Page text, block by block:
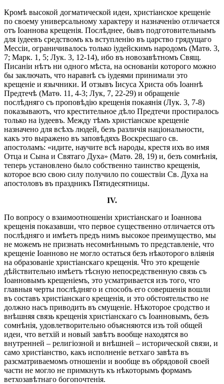
Кромѣ высокой догматической идеи, христіанское крещеніе
по своему универсальному характеру и назначенію отличается
отъ Іоаннова крещенія. Послѣднее, бывъ подготовительнымъ
для іудеевъ средствомъ къ вступленію въ царство грядущаго
Мессіи, ограничивалось только іудейскимъ народомъ (Матѳ. 3,
7; Марк. 1, 5; Лук. 3, 12-14), ибо въ новозавѣтномъ Свящ.
Писаніи нѣтъ ни одного мѣста, на основаніи которого можно
бы заключать, что наравнѣ съ іудеями принимали это
крещеніе и язычники. И отзывъ Іисуса Христа объ Іоаннѣ
Предтечѣ (Матѳ. 11, 4-3; Лук, 7, 22-29) и обращеніе
послѣдняго съ проповѣдію крещенія покаянія (Лук. 3, 7-8)
показываютъ, что крестительное дѣло Предтечи простиралось
только на іудеевъ. Между тѣмъ христіанское крещеніе
назначено для всѣхъ людей, безъ различія національности,
какъ это выражено въ заповѣдяхъ Воскресшаго св.
апостоламъ: «идите, научите всѣ народы, крестя ихъ во имя
Отца и Сына и Святаго Духа» (Матѳ. 28, 19) и, безъ сомнѣнія,
теперь установлено было собственно таинство крещенія,
которое всю свою силу получило по сошествіи Св. Духа на
апостоловъ въ праздникъ Пятидесятницы.
IV.
По вопросу о взаимоотношеніи христіанскаго и Іоаннова
крещенія показавши, что первое существенно отличается отъ
послѣдняго и имѣетъ предъ нимъ высокое преимущество, мы
не можемъ не признать несомнѣннымъ то представленіе, что
крещеніе Іоанново не могло остаться безъ нѣкоторого вліянія
на образованіе христіанскаго крещенія. Что это крещеніе
дѣйствительно имѣетъ тѣсную непосредственную связь съ
Іоанновымъ крещеніемъ, это усматривается изъ того, что
главныя черты послѣдняго и способъ его совершенія вошли
въ составъ христіанскаго крещенія, и это обстоятельство не
должно насъ приводить въ смущеніе. Нѣкоторое сродство и
внѣшняя связь крещенія христіанскаго съ Іоанновымъ, безъ
сомнѣнія, удовлетворительно объясняются изъ той общей
идеи, что ветхій и новый завѣтъ вообще находятся во
внутренней – религіозной и внѣшней – исторической связи, и
само христіанство, какъ исполненіе ветхаго завѣта въ
разсматриваемомъ отношеніи и вообще въ обрядовой своей
части не могло не примкнуть къ нѣкоторымъ формамъ
ветхозавѣтнаго богопочтенія.